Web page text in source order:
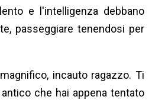
e l'intelligenza debbano
passeggiare tenendosi per
incauto ragazzo. Ti
che hai appena tentato